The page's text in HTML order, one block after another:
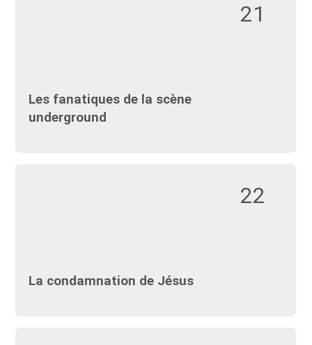
21
Les fanatiques de la scène
underground
22
La condamnation de Jésus